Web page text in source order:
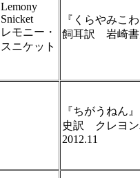
Lemony
Snicket
レモニー・
スニケット
『くらやみこ
飼耳訳 岩崎
『ちがうねん
史訳 クレヨ
2012.11